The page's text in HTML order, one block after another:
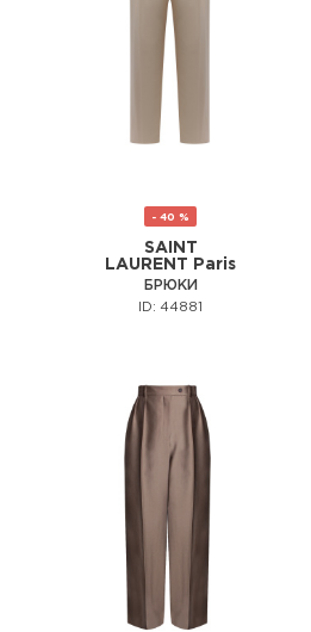
- 40 %
SAINT
LAURENT Paris
БРЮКИ
ID: 44881